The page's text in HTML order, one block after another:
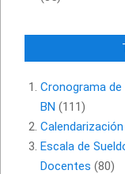
Cronograma
BN (111)
Escala de
Docentes (80)